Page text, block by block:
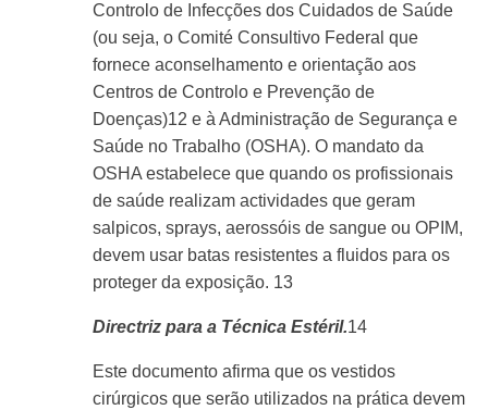
Controlo de Infecções dos Cuidados de Saúde
(ou seja, o Comité Consultivo Federal que
fornece aconselhamento e orientação aos
Centros de Controlo e Prevenção de
Doenças)12 e à Administração de Segurança e
Saúde no Trabalho (OSHA). O mandato da
OSHA estabelece que quando os profissionais
de saúde realizam actividades que geram
salpicos, sprays, aerossóis de sangue ou OPIM,
devem usar batas resistentes a fluidos para os
proteger da exposição. 13
Directriz para a Técnica Estéril.14
Este documento afirma que os vestidos
cirúrgicos que serão utilizados na prática devem